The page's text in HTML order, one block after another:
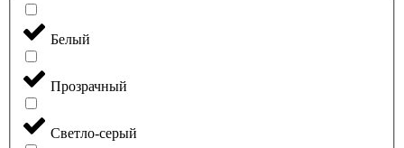
Белый
Прозрачный
Светло-серый